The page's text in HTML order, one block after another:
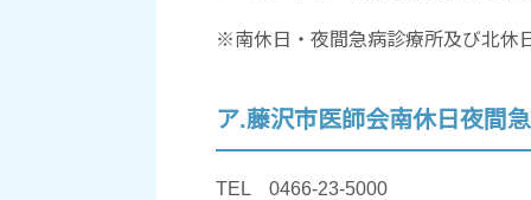
※南休日・夜間急病診療所及び北休
ア.藤沢市医師会南休日夜間
TEL 0466-23-5000